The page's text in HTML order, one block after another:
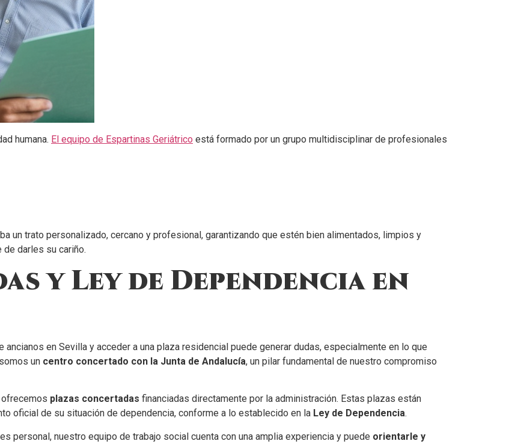
humana. El equipo de Espartinas Geriátrico está formado por un grupo multidisciplinar de profesionales
un trato personalizado, cercano y profesional, garantizando que estén bien alimentados, limpios y
darles su cariño.
y Ley de Dependencia en
en Sevilla y acceder a una plaza residencial puede generar dudas, especialmente en lo que
un centro concertado con la Junta de Andalucía, un pilar fundamental de nuestro compromiso
plazas concertadas financiadas directamente por la administración. Estas plazas están
oficial de su situación de dependencia, conforme a lo establecido en la Ley de Dependencia.
personal, nuestro equipo de trabajo social cuenta con una amplia experiencia y puede orientarle y